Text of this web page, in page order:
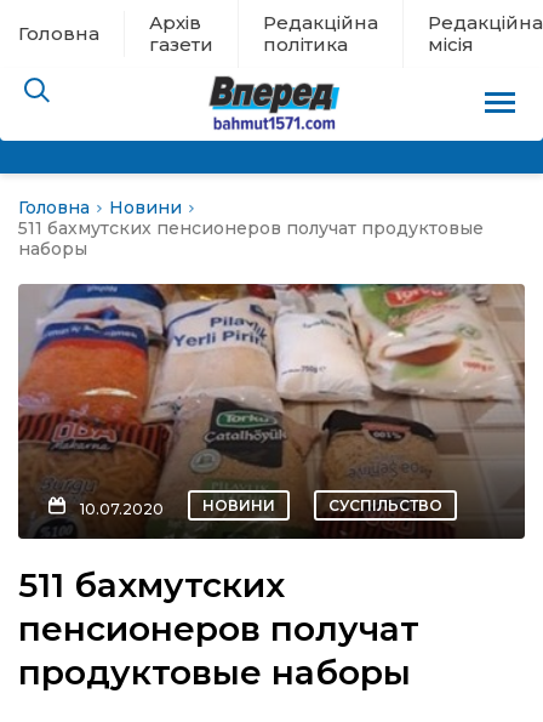
Головна
Архів
газети
Редакційна
політика
Редакційна
місія
евакуації
новини
Головна
Новини
511 бахмутских пенсионеров получат продуктовые
наборы
10.07.2020 НОВИНИ СУСПІЛЬСТВО
511 бахмутских
пенсионеров получат
продуктовые наборы